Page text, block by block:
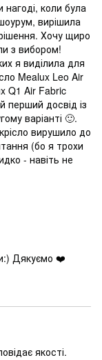
коли була
вирішила
Хочу щиро
з вибором!
я виділила для
Mealux Leo Air
Q1 Air Fabric
перший досвід із
варіанті 🙂.
вирушило до
(бо я трохи
- навіть не
Дякуємо ❤️
якості.